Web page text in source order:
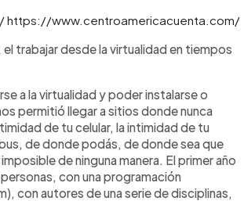
/ https://www.centroamericacuenta.com/
trabajar desde la virtualidad en tiempos
a la virtualidad y poder instalarse o
permitió llegar a sitios donde nunca
de tu celular, la intimidad de tu
de donde podás, de donde sea que
de ninguna manera. El primer año
con una programación
con autores de una serie de disciplinas,